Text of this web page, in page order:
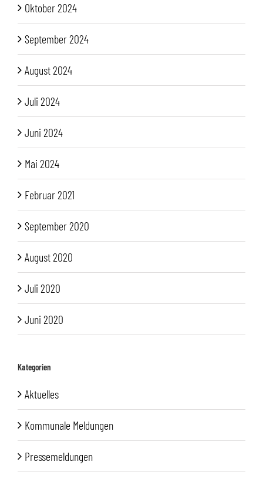
Oktober 2024
September 2024
August 2024
Juli 2024
Juni 2024
Mai 2024
Februar 2021
September 2020
August 2020
Juli 2020
Juni 2020
Kategorien
Aktuelles
Kommunale Meldungen
Pressemeldungen